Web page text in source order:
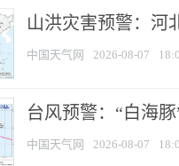
山洪灾害预警：河
中国天气网 2026-08-07
台风预警：“白海
中国天气网 2026-08-07